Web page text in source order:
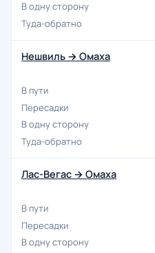
Нешвиль → Омаха
Лас-Вегас → Омаха